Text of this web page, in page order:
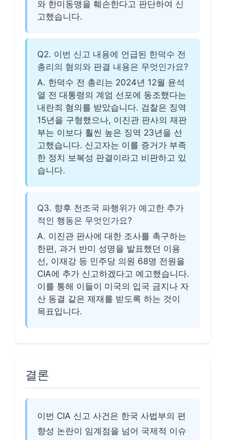
와 한미동맹을 훼손한다고 판단하여 신
고했습니다.
Q2. 이번 신고 내용에 언급된 한덕수 전
총리의 혐의와 판결 내용은 무엇인가요?
A. 한덕수 전 총리는 2024년 12월 윤석
열 전 대통령의 계엄 선포에 동조했다는
내란죄 혐의를 받았습니다. 검찰은 징역
15년을 구형했으나, 이진관 판사의 재판
부는 이보다 훨씬 높은 징역 23년을 선
고했습니다. 신고자는 이를 증거가 부족
한 정치 보복성 판결이라고 비판하고 있
습니다.
Q3. 향후 천조국 파행위가 예고한 추가
적인 행동은 무엇인가요?
A. 이진관 판사에 대한 조사를 촉구하는
한편, 과거 반미 성명을 발표했던 이용
선, 이재강 등 민주당 의원 68명 전원을
CIA에 추가 신고하겠다고 예고했습니다.
이를 통해 이들이 미국의 입국 금지나 자
산 동결 같은 제재를 받도록 하는 것이
목표입니다.
결론
이번 CIA 신고 사건은 한국 사법부의 편
향성 논란이 임계점을 넘어 국제적 이슈